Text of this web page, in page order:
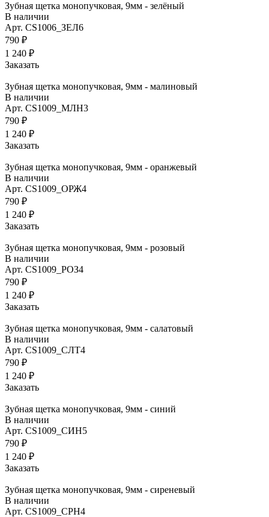
Зубная щетка монопучковая, 9мм - зелёный
В наличии
Арт. CS1006_ЗЕЛ6
790 ₽
1 240 ₽
Заказать
Зубная щетка монопучковая, 9мм - малиновый
В наличии
Арт. CS1009_МЛН3
790 ₽
1 240 ₽
Заказать
Зубная щетка монопучковая, 9мм - оранжевый
В наличии
Арт. CS1009_ОРЖ4
790 ₽
1 240 ₽
Заказать
Зубная щетка монопучковая, 9мм - розовый
В наличии
Арт. CS1009_РОЗ4
790 ₽
1 240 ₽
Заказать
Зубная щетка монопучковая, 9мм - салатовый
В наличии
Арт. CS1009_СЛТ4
790 ₽
1 240 ₽
Заказать
Зубная щетка монопучковая, 9мм - синий
В наличии
Арт. CS1009_СИН5
790 ₽
1 240 ₽
Заказать
Зубная щетка монопучковая, 9мм - сиреневый
В наличии
Арт. CS1009_СРН4